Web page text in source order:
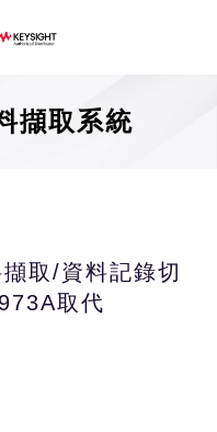
擷取系統
取/資料記錄切
取代